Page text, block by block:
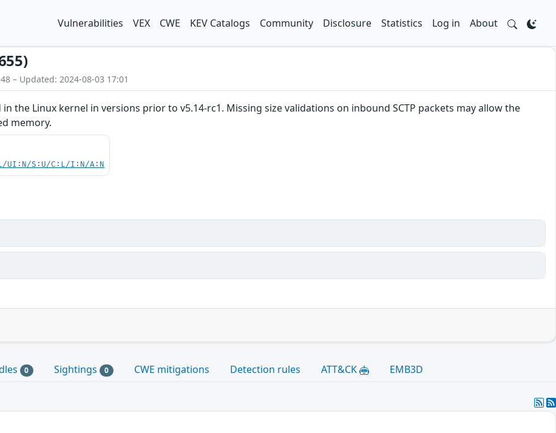
Vulnerabilities VEX CWE KEV Catalogs Community Disclosure Statistics Log in About
– Updated: 2024-08-03 17:01
the Linux kernel in versions prior to v5.14-rc1. Missing size validations on inbound SCTP packets may allow the
memory.
UI:N/S:U/C:L/I:N/A:N
0 Sightings 0 CWE mitigations Detection rules ATT&CK EMB3D